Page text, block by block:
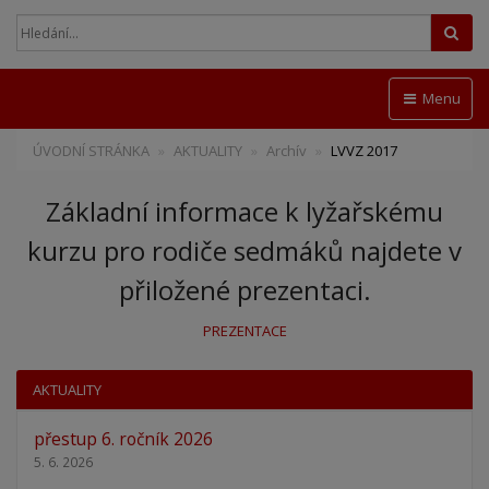
Menu
ÚVODNÍ STRÁNKA AKTUALITY Archív LVVZ 2017
Základní informace k lyžařskému
kurzu pro rodiče sedmáků najdete v
přiložené prezentaci.
PREZENTACE
AKTUALITY
přestup 6. ročník 2026
5. 6. 2026